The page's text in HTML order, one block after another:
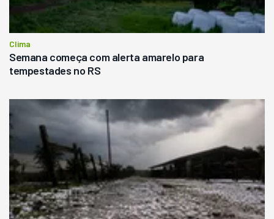
Clima
Semana começa com alerta amarelo para
tempestades no RS